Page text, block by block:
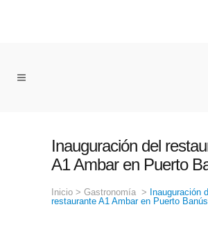
Inauguración del
A1 Ambar en Puerto
Inicio > Gastronomía > Inauguración
restaurante A1 Ambar en Puerto Banús